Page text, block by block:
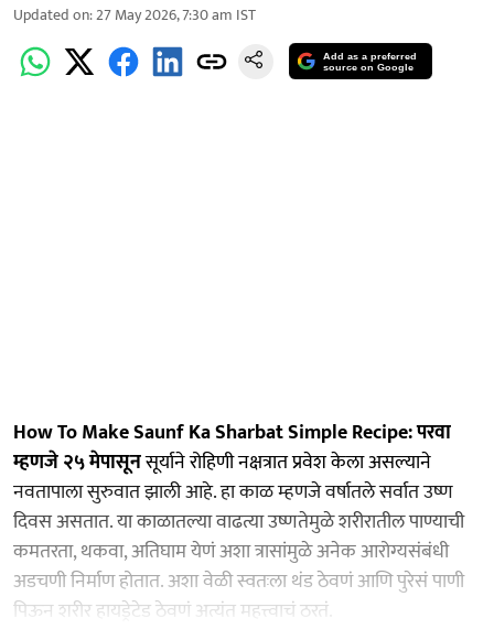
Updated on:27 May 2026, 7:30 am IST
Add as a preferred
source on Google
How To Make Saunf Ka Sharbat Simple Recipe: परवा
म्हणजे २५ मेपासूनसूर्याने रोहिणी नक्षत्रात प्रवेश केला असल्याने
नवतापाला सुरुवात झाली आहे. हा काळ म्हणजे वर्षातले सर्वात उष्ण
दिवस असतात. या काळातल्या वाढत्या उष्णतेमुळे शरीरातील पाण्याची
कमतरता, थकवा, अतिघाम येणं अशा त्रासांमुळे अनेक आरोग्यसंबंधी
अडचणी निर्माण होतात. अशा वेळी स्वतःला थंड ठेवणं आणि पुरेसं पाणी
पिऊन शरीर हायड्रेटेड ठेवणं अत्यंत महत्त्वाचं ठरतं.